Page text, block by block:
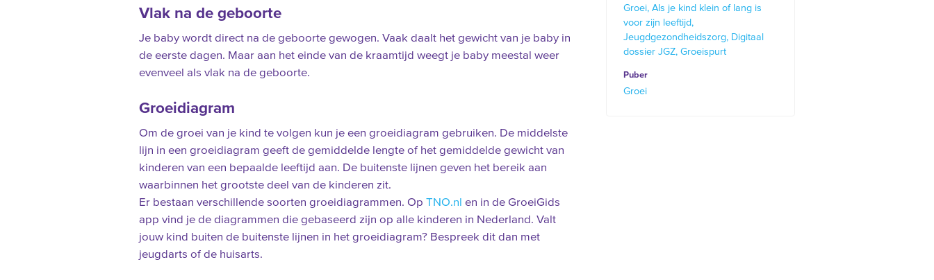
Vlak na de geboorte
Je baby wordt direct na de geboorte gewogen. Vaak daalt het gewicht van je baby in
de eerste dagen. Maar aan het einde van de kraamtijd weegt je baby meestal weer
evenveel als vlak na de geboorte.
Groeidiagram
Om de groei van je kind te volgen kun je een groeidiagram gebruiken. De middelste
lijn in een groeidiagram geeft de gemiddelde lengte of het gemiddelde gewicht van
kinderen van een bepaalde leeftijd aan. De buitenste lijnen geven het bereik aan
waarbinnen het grootste deel van de kinderen zit.
Er bestaan verschillende soorten groeidiagrammen. Op TNO.nl en in de GroeiGids
app vind je de diagrammen die gebaseerd zijn op alle kinderen in Nederland. Valt
jouw kind buiten de buitenste lijnen in het groeidiagram? Bespreek dit dan met
jeugdarts of de huisarts.
Groei Als je kind klein of lang is
voor zijn leeftijd
Jeugdgezondheidszorg
Digitaal
dossier JGZ Groeispurt
Puber
Groei